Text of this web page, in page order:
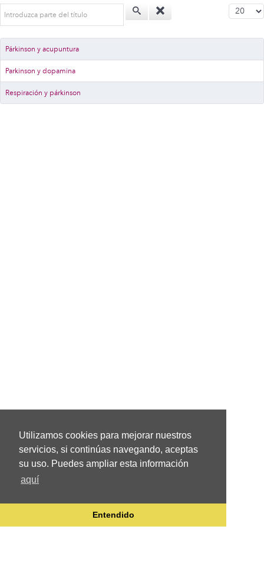
Utilizamos cookies para mejorar nuestros
servicios, si continúas navegando, aceptas
su uso. Puedes ampliar esta información
aquí
Entendido
Introduzca parte del título Cantidad
Párkinson y acupuntura
Parkinson y dopamina
Respiración y párkinson